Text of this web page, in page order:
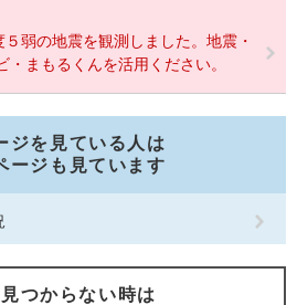
弱の地震を観測しました。地震・
まもるくんを活用ください。
ジを見ている人は
ージも見ています
つからない時は